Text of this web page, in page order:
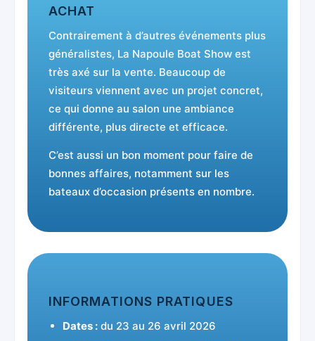
ACHAT
Contrairement à d’autres événements plus
généralistes, La Napoule Boat Show est
très axé sur la vente. Beaucoup de
visiteurs viennent avec un projet concret,
ce qui donne au salon une ambiance
différente, plus directe et efficace.
C’est aussi un bon moment pour faire de
bonnes affaires, notamment sur les
bateaux d’occasion présents en nombre.
INFORMATIONS PRATIQUES
Dates : du 23 au 26 avril 2026